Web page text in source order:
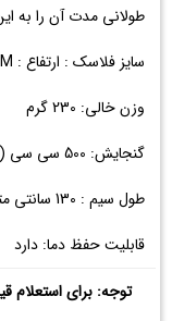
طولانی مدت آن را به
سایز فلاسک : ارتفاع : 16CM/قطر : 9CM
وزن خالی: 230 گرم
گنجایش: 500 سی سی (نیم لیتر)
طول سیم : 130 سانتی متر
قابلیت حفظ دما: دارد
توجه: برای استعلام